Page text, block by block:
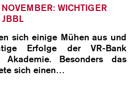
WICHTIGER
sich einige Mühen aus und
Erfolge der VR-Bank
Akademie. Besonders das
sich einen…